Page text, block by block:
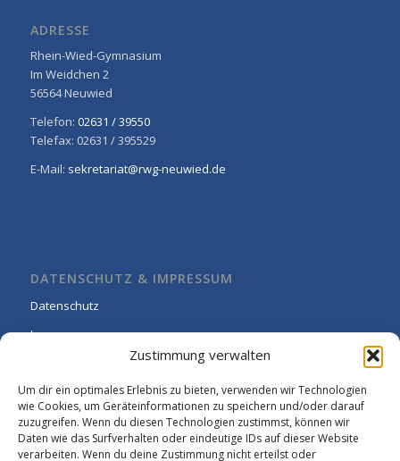
Zustimmung verwalten
Um dir ein optimales Erlebnis zu bieten, verwenden wir Technologien
wie Cookies, um Geräteinformationen zu speichern und/oder darauf
zuzugreifen. Wenn du diesen Technologien zustimmst, können wir
Daten wie das Surfverhalten oder eindeutige IDs auf dieser Website
verarbeiten. Wenn du deine Zustimmung nicht erteilst oder
ADRESSE
Rhein-Wied-Gymnasium
Im Weidchen 2
56564 Neuwied
Telefon: 02631 / 39550
Telefax: 02631 / 395529
E-Mail: sekretariat@rwg-neuwied.de
DATENSCHUTZ & IMPRESSUM
Datenschutz
Impressum
Cookie-Richtlinie (EU)